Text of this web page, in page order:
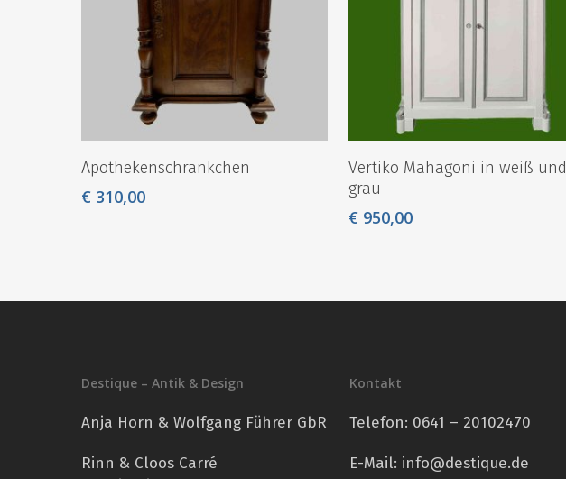
Apothekenschränkchen
€ 310,00
Vertiko Mahagoni in weiß und
grau
€ 950,00
Destique – Antik & Design
Anja Horn & Wolfgang Führer GbR
Rinn & Cloos Carré
Kontakt
Telefon: 0641 – 20102470
E-Mail: info@destique.de